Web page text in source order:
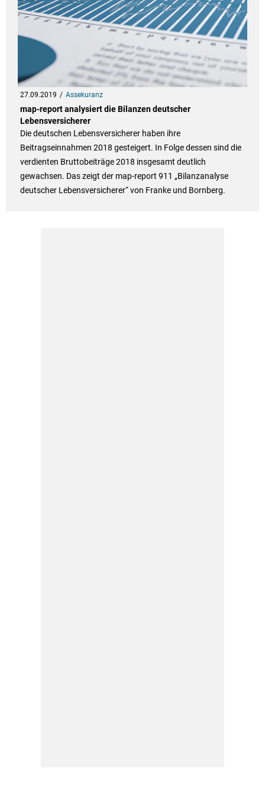
27.09.2019 Assekuranz
map-report analysiert die Bilanzen deutscher
Lebensversicherer
Die deutschen Lebensversicherer haben ihre
Beitragseinnahmen 2018 gesteigert. In Folge dessen sind die
verdienten Bruttobeiträge 2018 insgesamt deutlich
gewachsen. Das zeigt der map-report 911 „Bilanzanalyse
deutscher Lebensversicherer“ von Franke und Bornberg.